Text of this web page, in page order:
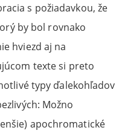
s požiadavkou, že
by bol rovnako
hviezd aj na
texte si preto
typy ďalekohľadov
Možno
apochromatické